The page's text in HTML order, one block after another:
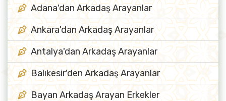
Adana'dan Arkadaş Arayanlar
Ankara'dan Arkadaş Arayanlar
Antalya'dan Arkadaş Arayanlar
Balıkesir'den Arkadaş Arayanlar
Bayan Arkadaş Arayan Erkekler